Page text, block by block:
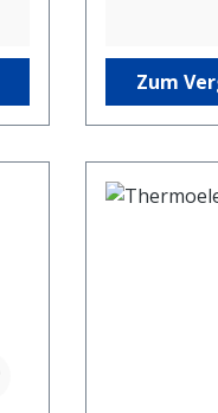
Zum